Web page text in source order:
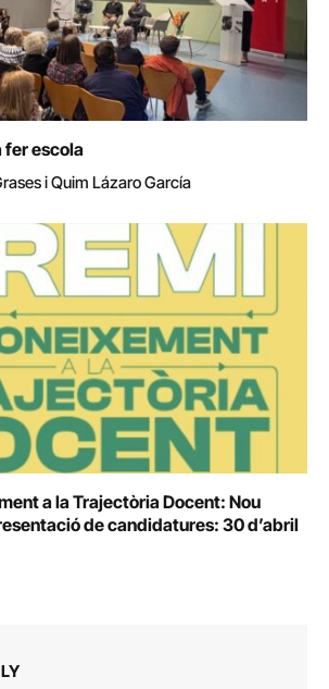
fer escola
i Quim Lázaro García
a la Trajectòria Docent: Nou
de candidatures: 30 d’abril